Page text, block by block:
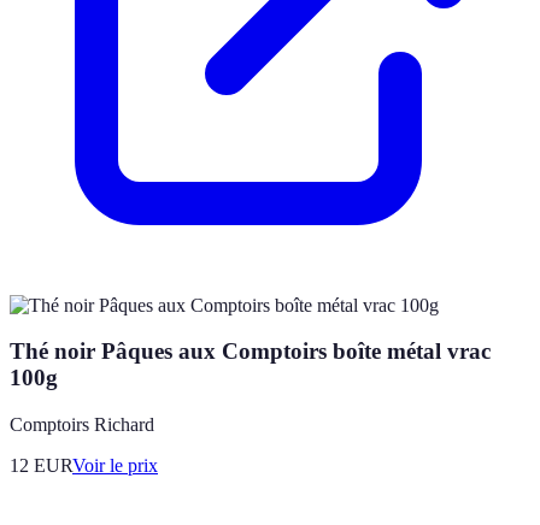
Thé noir Pâques aux Comptoirs boîte métal vrac
100g
Comptoirs Richard
12 EURVoir le prix